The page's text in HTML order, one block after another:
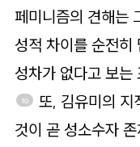
페미니즘의 견해는
성적 차이를 순전히
성차가 없다고 보는
10
또, 김유미의 지
것이 곧 성소수자